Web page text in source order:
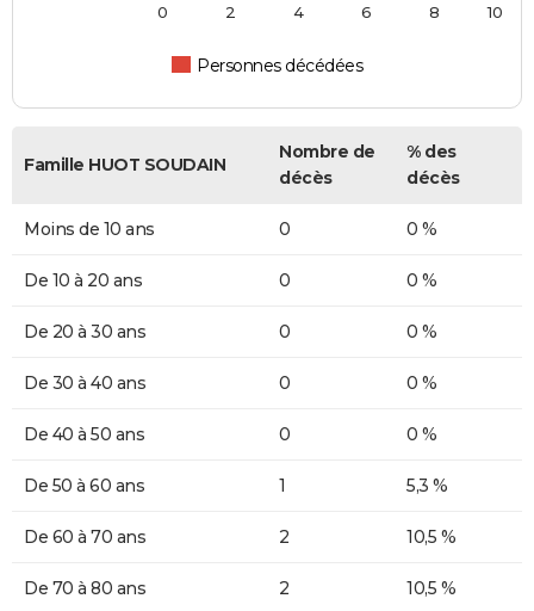
Personnes décédées
0 2 4 6 8 10
Famille HUOT SOUDAIN
Nombre de
décès
% des
décès
Moins de 10 ans 0 0 %
De 10 à 20 ans 0 0 %
De 20 à 30 ans 0 0 %
De 30 à 40 ans 0 0 %
De 40 à 50 ans 0 0 %
De 50 à 60 ans 1 5,3 %
De 60 à 70 ans 2 10,5 %
De 70 à 80 ans 2 10,5 %